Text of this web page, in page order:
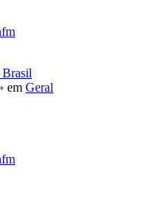
Brasil
em Geral